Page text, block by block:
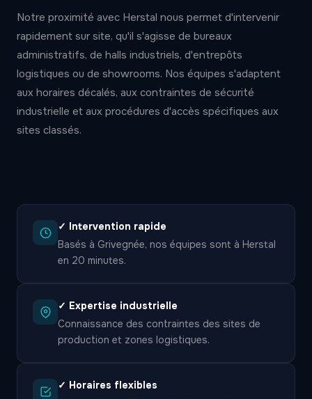
Notre proximité avec Herstal nous permet d'intervenir
rapidement sur site, qu'il s'agisse de bureaux
administratifs, de halls industriels, d'entrepôts
logistiques ou de showrooms. Nos équipes s'adaptent
aux horaires décalés, aux contraintes de sécurité
industrielle et aux procédures d'accès spécifiques aux
sites classés.
✓ Intervention rapide
Basés à Grivegnée, nos équipes sont à Herstal
en 20 minutes.
✓ Expertise industrielle
Connaissance des contraintes des sites de
production et zones logistiques.
✓ Horaires flexibles